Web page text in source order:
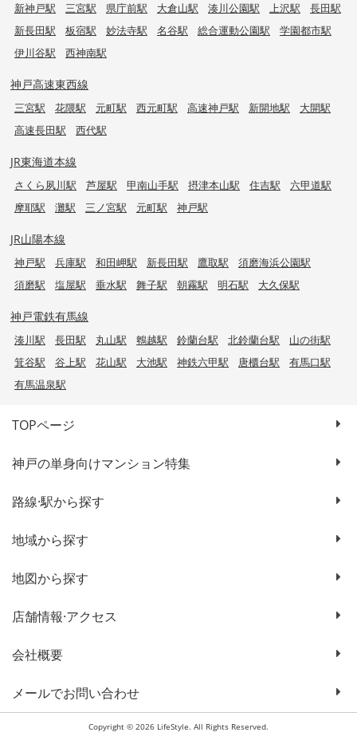
新神戸駅 三宮駅 県庁前駅 大倉山駅 湊川公園駅 上沢駅
長田駅
新長田駅
板宿駅 妙法寺駅 名谷駅 総合運動公園駅
学園都市駅
伊川谷駅
西神南駅
神戸高速東西線
三宮駅 花隈駅 元町駅 西元町駅 高速神戸駅 新開地駅
大開駅
高速長田駅
西代駅
JR東海道本線
さくら夙川駅 芦屋駅 甲南山手駅 摂津本山駅 住吉駅
六甲道駅
摩耶駅
灘駅 三ノ宮駅 元町駅 神戸駅
JR山陽本線
神戸駅 兵庫駅 和田岬駅 新長田駅 鷹取駅
須磨海浜公園駅
須磨駅
塩屋駅 垂水駅 舞子駅 朝霧駅 明石駅 大久保駅
神戸電鉄有馬線
湊川駅 長田駅 丸山駅 鵯越駅 鈴蘭台駅 北鈴蘭台駅
山の街駅
箕谷駅
谷上駅 花山駅 大池駅 神鉄六甲駅 唐櫃台駅
有馬口駅
有馬温泉駅
TOPページ
神戸の単身向けマンション特集
路線·駅から探す
地域から探す
地図から探す
店舗情報·アクセス
会社概要
メールでお問い合わせ
Copyright © 2026 LifeStyle. All Rights Reserved.